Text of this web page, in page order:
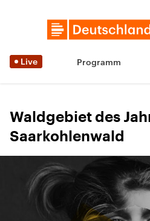
Live Programm
Waldgebiet des
Saarkohlenwald